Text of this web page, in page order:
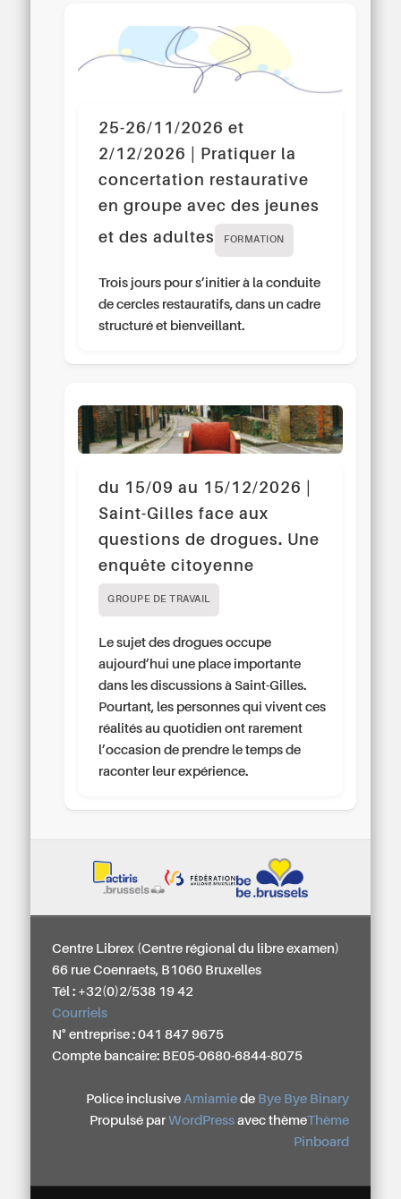
25-26/11/2026 et
2/12/2026 | Pratiquer la
concertation restaurative
en groupe avec des jeunes
et des adultes
FORMATION
Trois jours pour s’initier à la conduite
de cercles restauratifs, dans un cadre
structuré et bienveillant.
du 15/09 au 15/12/2026 |
Saint-Gilles face aux
questions de drogues. Une
enquête citoyenne
GROUPE DE TRAVAIL
Le sujet des drogues occupe
aujourd’hui une place importante
dans les discussions à Saint-Gilles.
Pourtant, les personnes qui vivent ces
réalités au quotidien ont rarement
l’occasion de prendre le temps de
raconter leur expérience.
Centre Librex (Centre régional du libre examen)
66 rue Coenraets, B1060 Bruxelles
Tél : +32(0)2/538 19 42
Courriels
N° entreprise : 041 847 9675
Compte bancaire: BE05-0680-6844-8075
Police inclusive Amiamiede Bye Bye Binary
Propulsé par WordPressavec thèmeThème
Pinboard